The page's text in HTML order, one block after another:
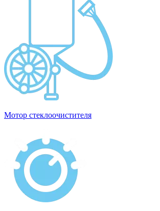
Мотор стеклоочистителя